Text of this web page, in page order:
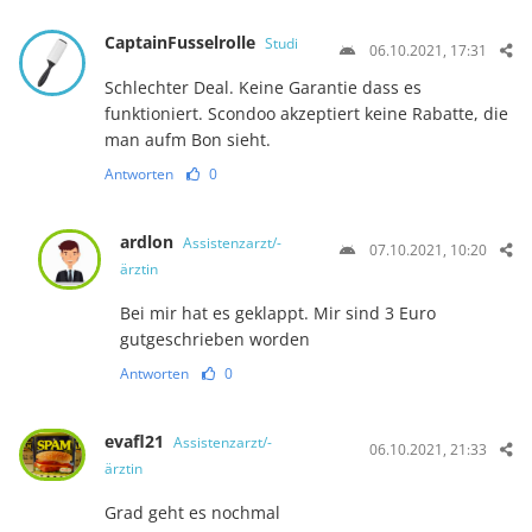
CaptainFusselrolle Studi 06.10.2021, 17:31
Schlechter Deal. Keine Garantie dass es
funktioniert. Scondoo akzeptiert keine Rabatte, die
man aufm Bon sieht.
Antworten 0
ardlon Assistenzarzt/-
ärztin
07.10.2021, 10:20
Bei mir hat es geklappt. Mir sind 3 Euro
gutgeschrieben worden
Antworten 0
evafl21 Assistenzarzt/-
ärztin
06.10.2021, 21:33
Grad geht es nochmal